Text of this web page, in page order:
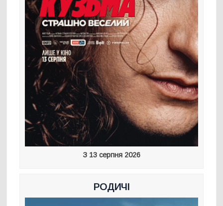
З 13 серпня 2026
РОДИЧІ